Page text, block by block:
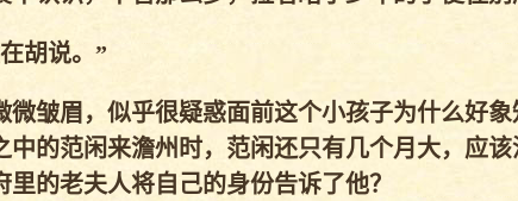
胡说。”
皱眉，似乎很疑惑面前这个小孩子为什么好
中的范闲来澹州时，范闲还只有几个月大，应
里的老夫人将自己的身份告诉了他？